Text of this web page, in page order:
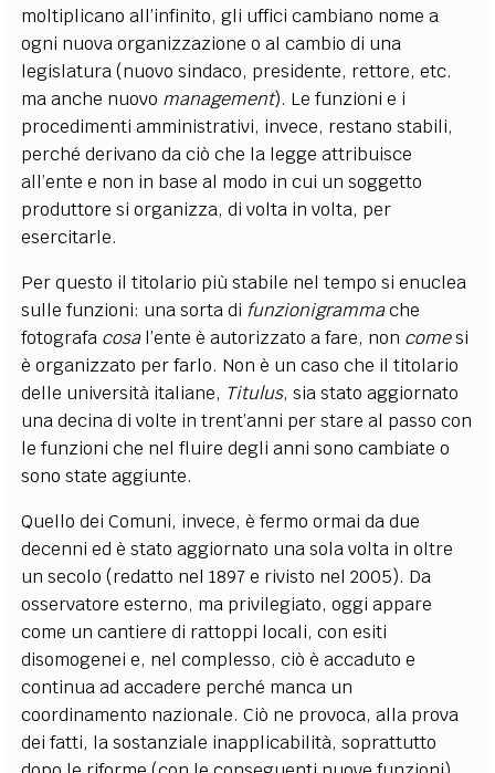
moltiplicano all’infinito, gli uffici cambiano nome a
ogni nuova organizzazione o al cambio di una
legislatura (nuovo sindaco, presidente, rettore, etc.
ma anche nuovo management). Le funzioni e i
procedimenti amministrativi, invece, restano stabili,
perché derivano da ciò che la legge attribuisce
all’ente e non in base al modo in cui un soggetto
produttore si organizza, di volta in volta, per
esercitarle.
Per questo il titolario più stabile nel tempo si enuclea
sulle funzioni: una sorta di funzionigrammache
fotografa cosal’ente è autorizzato a fare, non comesi
è organizzato per farlo. Non è un caso che il titolario
delle università italiane, Titulus, sia stato aggiornato
una decina di volte in trent’anni per stare al passo con
le funzioni che nel fluire degli anni sono cambiate o
sono state aggiunte.
Quello dei Comuni, invece, è fermo ormai da due
decenni ed è stato aggiornato una sola volta in oltre
un secolo (redatto nel 1897 e rivisto nel 2005). Da
osservatore esterno, ma privilegiato, oggi appare
come un cantiere di rattoppi locali, con esiti
disomogenei e, nel complesso, ciò è accaduto e
continua ad accadere perché manca un
coordinamento nazionale. Ciò ne provoca, alla prova
dei fatti, la sostanziale inapplicabilità, soprattutto